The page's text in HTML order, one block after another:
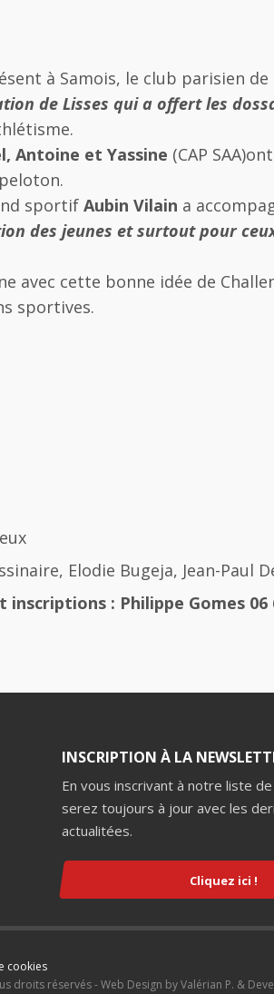
à Samois, le club parisien
de Lisses qui a offert les
Antoine et Yassine (CAP
sportif Aubin Vilain a
des jeunes et surtout pour
avec cette bonne idée de
sportives.
Elodie Bugeja, Jean-Paul
: Philippe Gomes 06
INSCRIPTION À LA
En vous inscrivant à notre liste
serez toujours à jour avec les
actualitées.
Cliquez ici !
cookies
droits réservés - Web Design by Valérian P. &